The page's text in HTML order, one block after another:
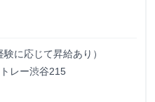
に応じて昇給あり）
レー渋谷215